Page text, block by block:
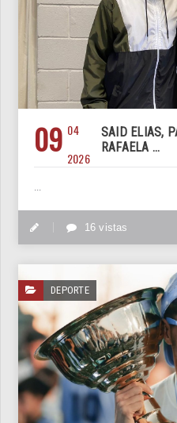
09 04
2026
SAID ELIAS,
RAFAELA ...
...
16 vistas
DEPORTE